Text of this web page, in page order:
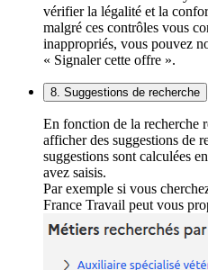
vérifier la légalité et la
malgré ces contrôles vous
inappropriés, vous pouvez
« Signaler cette offre ».
8. Suggestions de recherche
En fonction de la recherche
afficher des suggestions de
suggestions sont calculées
avez saisis.
Par exemple si vous
France Travail peut vous